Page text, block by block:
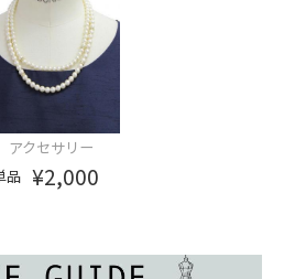
アクセサリー
品 ¥2,000